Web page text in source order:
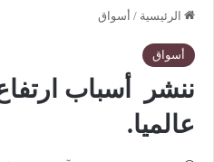
الرئيسية / أسواق
أسواق
ننشر أسباب
عالميا.